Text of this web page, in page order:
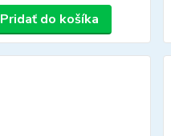
Pridať do košíka